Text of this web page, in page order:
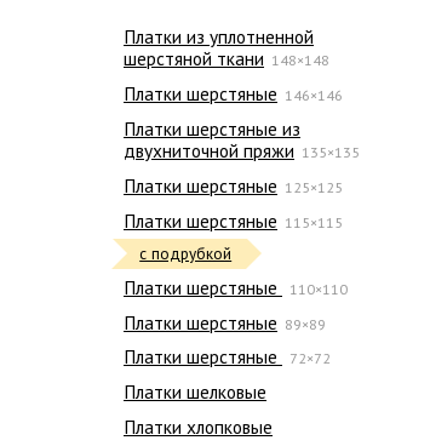
Платки из уплотненной
шерстяной ткани 148×148
Платки шерстяные 146×146
Платки шерстяные из
двухниточной пряжи 135×135
Платки шерстяные 125×125
Платки шерстяные 115×115
с подрубкой
Платки шерстяные 110×110
Платки шерстяные 89×89
Платки шерстяные 72×72
Платки шелковые
Платки хлопковые